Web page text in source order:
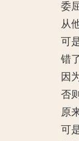
委屈 ,
从他
可是
错了
因为
否则
原来
可是